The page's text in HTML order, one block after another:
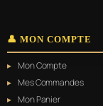
👤 MON COMPTE
Mon Compte
Mes Commandes
Mon Panier